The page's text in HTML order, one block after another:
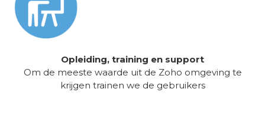
Opleiding, training en support
Om de meeste waarde uit de Zoho omgeving te
krijgen trainen we de gebruikers